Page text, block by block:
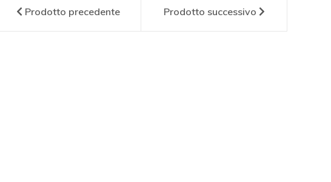
Prodotto precedente Prodotto successivo